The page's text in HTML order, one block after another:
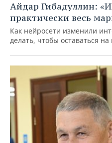
Айдар Гибадуллин:
практически весь
Как нейросети изменили
делать, чтобы оставаться